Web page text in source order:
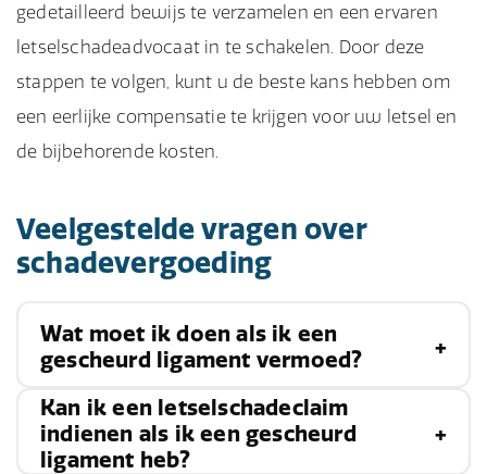
gedetailleerd bewijs te verzamelen en een ervaren
letselschadeadvocaat in te schakelen. Door deze
stappen te volgen, kunt u de beste kans hebben om
een eerlijke compensatie te krijgen voor uw letsel en
de bijbehorende kosten.
Veelgestelde vragen over
schadevergoeding
Wat moet ik doen als ik een
gescheurd ligament vermoed?
Zoek onmiddellijk medische hulp voor een juiste
diagnose en behandeling. Verzamel ook bewijs
Kan ik een letselschadeclaim
indienen als ik een gescheurd
ligament heb?